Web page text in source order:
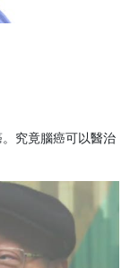
究竟腦癌可以醫治